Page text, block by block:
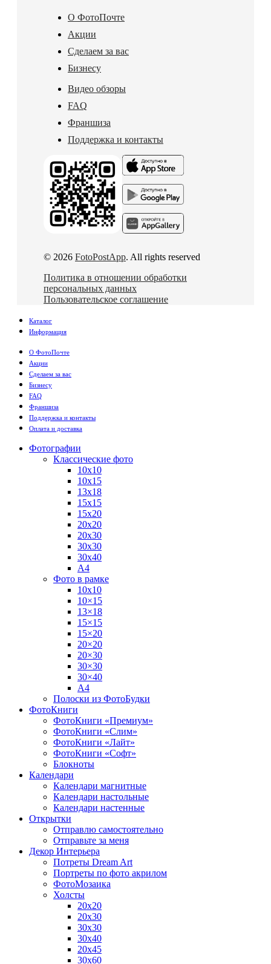
О ФотоПочте
Акции
Сделаем за вас
Бизнесу
Видео обзоры
FAQ
Франшиза
Поддержка и контакты
© 2026 FotoPostApp. All rights reserved
Политика в отношении обработки
персональных данных
Пользовательское соглашение
Каталог
Информация
О ФотоПочте
Акции
Сделаем за вас
Бизнесу
FAQ
Франшиза
Поддержка и контакты
Оплата и доставка
Фотографии
Классические фото
10х10
10х15
13х18
15х15
15х20
20х20
20х30
30х30
30х40
А4
Фото в рамке
10х10
10×15
13×18
15×15
15×20
20×20
20×30
30×30
30×40
A4
Полоски из ФотоБудки
ФотоКниги
ФотоКниги «Премиум»
ФотоКниги «Слим»
ФотоКниги «Лайт»
ФотоКниги «Софт»
Блокноты
Календари
Календари магнитные
Календари настольные
Календари настенные
Открытки
Отправлю самостоятельно
Отправьте за меня
Декор Интерьера
Потреты Dream Art
Портреты по фото акрилом
ФотоМозаика
Холсты
20х20
20х30
30х30
30х40
20х45
30х60